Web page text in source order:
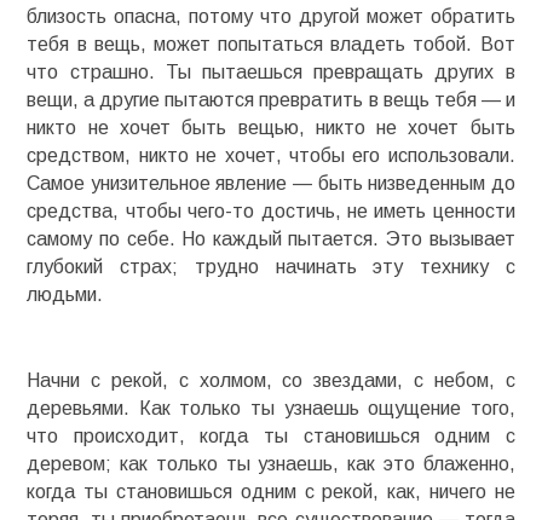
близость опасна, потому что другой может обратить
тебя в вещь, может попытаться владеть тобой. Вот
что страшно. Ты пытаешься превращать других в
вещи, а другие пытаются превратить в вещь тебя — и
никто не хочет быть вещью, никто не хочет быть
средством, никто не хочет, чтобы его использовали.
Самое унизительное явление — быть низведенным до
средства, чтобы чего-то достичь, не иметь ценности
самому по себе. Но каждый пытается. Это вызывает
глубокий страх; трудно начинать эту технику с
людьми.
Начни с рекой, с холмом, со звездами, с небом, с
деревьями. Как только ты узнаешь ощущение того,
что происходит, когда ты становишься одним с
деревом; как только ты узнаешь, как это блаженно,
когда ты становишься одним с рекой, как, ничего не